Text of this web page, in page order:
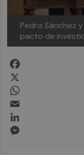
Pedro Sánchez
pacto de